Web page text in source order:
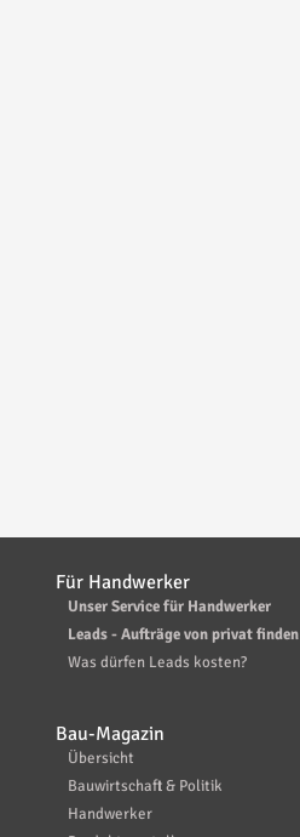
Für Handwerker
Unser Service für Handwerker
Leads - Aufträge von privat finden
Was dürfen Leads kosten?
Bau-Magazin
Übersicht
Bauwirtschaft & Politik
Handwerker